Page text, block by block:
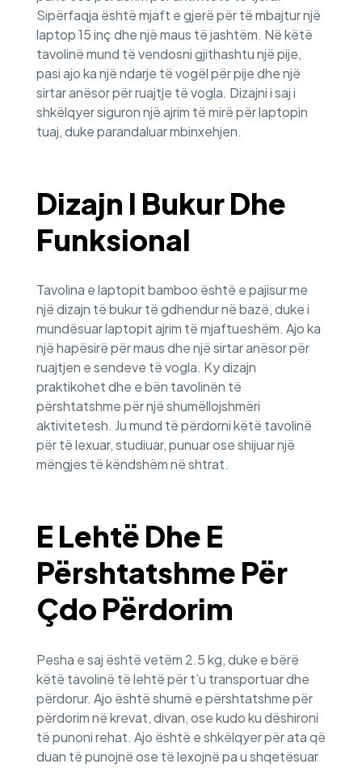
Sipërfaqja është mjaft e gjerë për të mbajtur një
laptop 15 inç dhe një maus të jashtëm. Në këtë
tavolinë mund të vendosni gjithashtu një pije,
pasi ajo ka një ndarje të vogël për pije dhe një
sirtar anësor për ruajtje të vogla. Dizajni i saj i
shkëlqyer siguron një ajrim të mirë për laptopin
tuaj, duke parandaluar mbinxehjen.
Dizajn I Bukur Dhe
Funksional
Tavolina e laptopit bamboo është e pajisur me
një dizajn të bukur të gdhendur në bazë, duke i
mundësuar laptopit ajrim të mjaftueshëm. Ajo ka
një hapësirë për maus dhe një sirtar anësor për
ruajtjen e sendeve të vogla. Ky dizajn
praktikohet dhe e bën tavolinën të
përshtatshme për një shumëllojshmëri
aktivitetesh. Ju mund të përdorni këtë tavolinë
për të lexuar, studiuar, punuar ose shijuar një
mëngjes të këndshëm në shtrat.
E Lehtë Dhe E
Përshtatshme Për
Çdo Përdorim
Pesha e saj është vetëm 2.5 kg, duke e bërë
këtë tavolinë të lehtë për t’u transportuar dhe
përdorur. Ajo është shumë e përshtatshme për
përdorim në krevat, divan, ose kudo ku dëshironi
të punoni rehat. Ajo është e shkëlqyer për ata që
duan të punojnë ose të lexojnë pa u shqetësuar